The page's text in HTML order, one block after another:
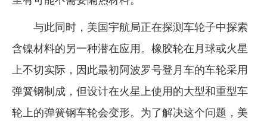
与此同时，美国宇航局正在探测车轮子中探索
含镍材料的另一种潜在应用。橡胶轮在月球或火星
上不切实际，因此最初阿波罗号登月车的车轮采用
弹簧钢制成，但设计在火星上使用的大型和重型车
轮上的弹簧钢车轮会变形。为了解决这个问题，美